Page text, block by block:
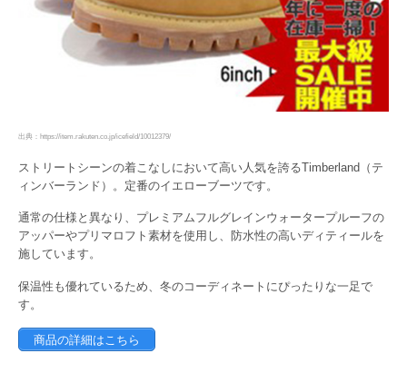
出典：https://item.rakuten.co.jp/icefield/10012379/
ストリートシーンの着こなしにおいて高い人気を誇るTimberland（テ
ィンバーランド）。定番のイエローブーツです。
通常の仕様と異なり、プレミアムフルグレインウォータープルーフの
アッパーやプリマロフト素材を使用し、防水性の高いディティールを
施しています。
保温性も優れているため、冬のコーディネートにぴったりな一足で
す。
商品の詳細はこちら